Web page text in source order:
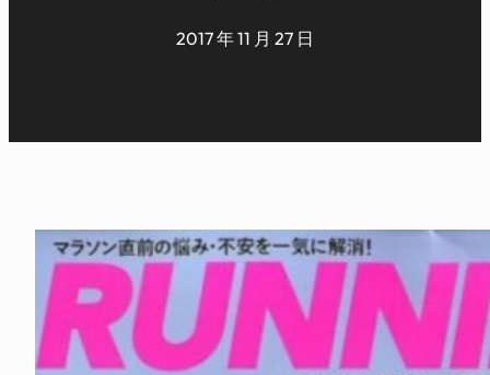
2017 年 11 月 27 日